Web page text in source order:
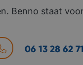
Benno staat
06 13 28 62 71